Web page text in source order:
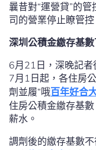
曩昔對“運營貸”的
司的營業停止瞭管控
深圳公積金繳存基
6月21日，深晚記者
7月1日起，各住房
劑並履“哦百年好合
住房公積金繳存基
薪水。
調劑後的繳存基數